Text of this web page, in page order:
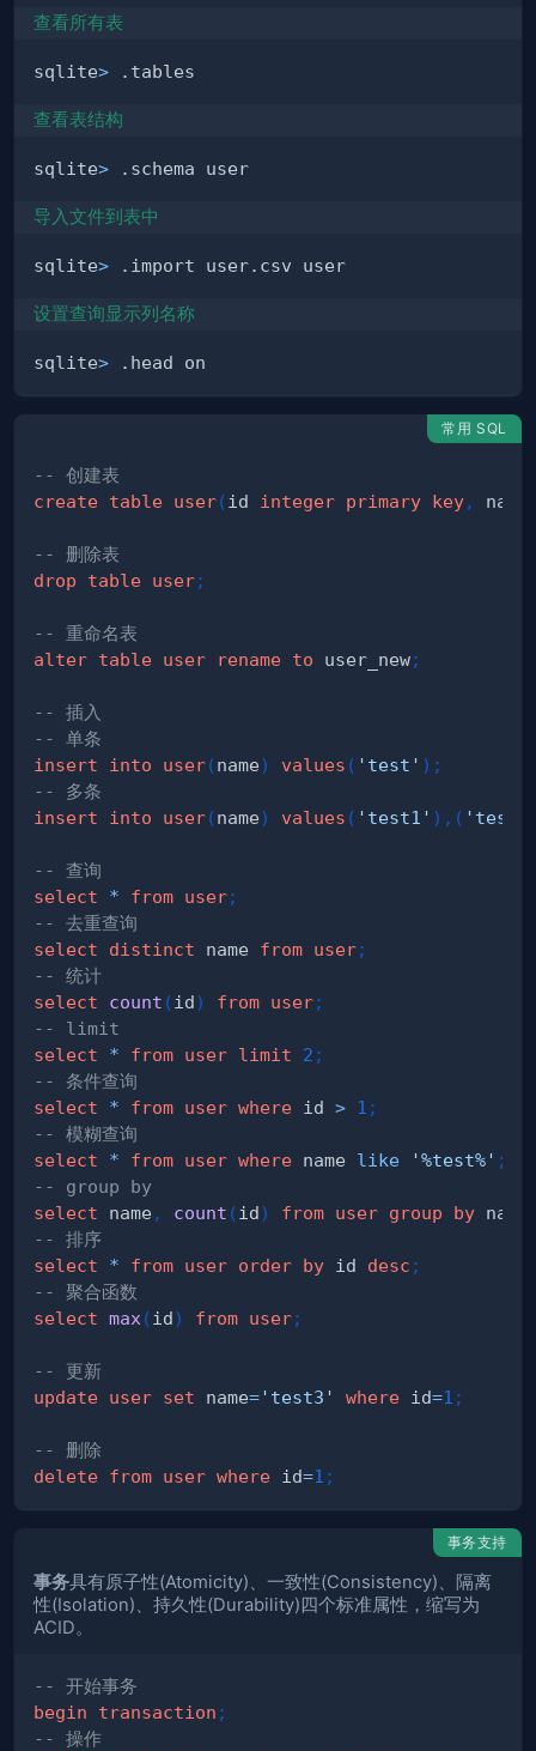
查看所有表
sqlite>
查看表结构
sqlite>
导入文件到表中
sqlite>
设置查询显示列名称
sqlite>
常用 SQL
-- 创建表
create table user( id integer primary key,
-- 删除表
drop
table user;
-- 重命名表
alter table user rename to user_new;
-- 插入
-- 单条
insert
into user(name) values ( 'test' ) ;
-- 多条
insert
into user(name) values ( 'test1' ) , (
-- 查询
select
* from user;
-- 去重查询
select
distinct name from user;
-- 统计
select
count ( id) from user;
-- limit
select
* from user limit 2 ;
-- 条件查询
select
* from user where id > 1 ;
-- 模糊查询
select
* from user where name like '%test%' ;
-- group by
select name , count ( id) from user group by name
-- 排序
select
* from user order by id desc ;
-- 聚合函数
select max ( id) from user;
-- 更新
update user set name='test3' where id=1 ;
-- 删除
delete from user where id=1 ;
事务支持
事务具有原子性(Atomicity)、一致性(Consistency)、隔离
性(Isolation)、持久性(Durability)四个标准属性，缩写为
ACID。
-- 开始事务
begin
transaction ;
-- 操作